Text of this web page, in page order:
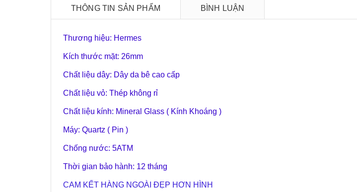
THÔNG TIN SẢN PHẨM BÌNH LUẬN
Thương hiệu: Hermes
Kích thước mặt: 26mm
Chất liệu dây: Dây da bê cao cấp
Chất liệu vỏ: Thép không rỉ
Chất liệu kính: Mineral Glass ( Kính Khoáng )
Máy: Quartz ( Pin )
Chống nước: 5ATM
Thời gian bảo hành: 12 tháng
CAM KẾT HÀNG NGOÀI ĐẸP HƠN HÌNH